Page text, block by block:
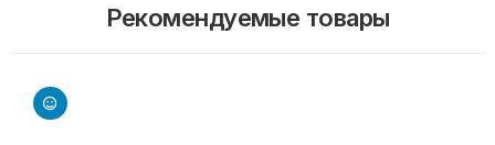
Рекомендуемые товары